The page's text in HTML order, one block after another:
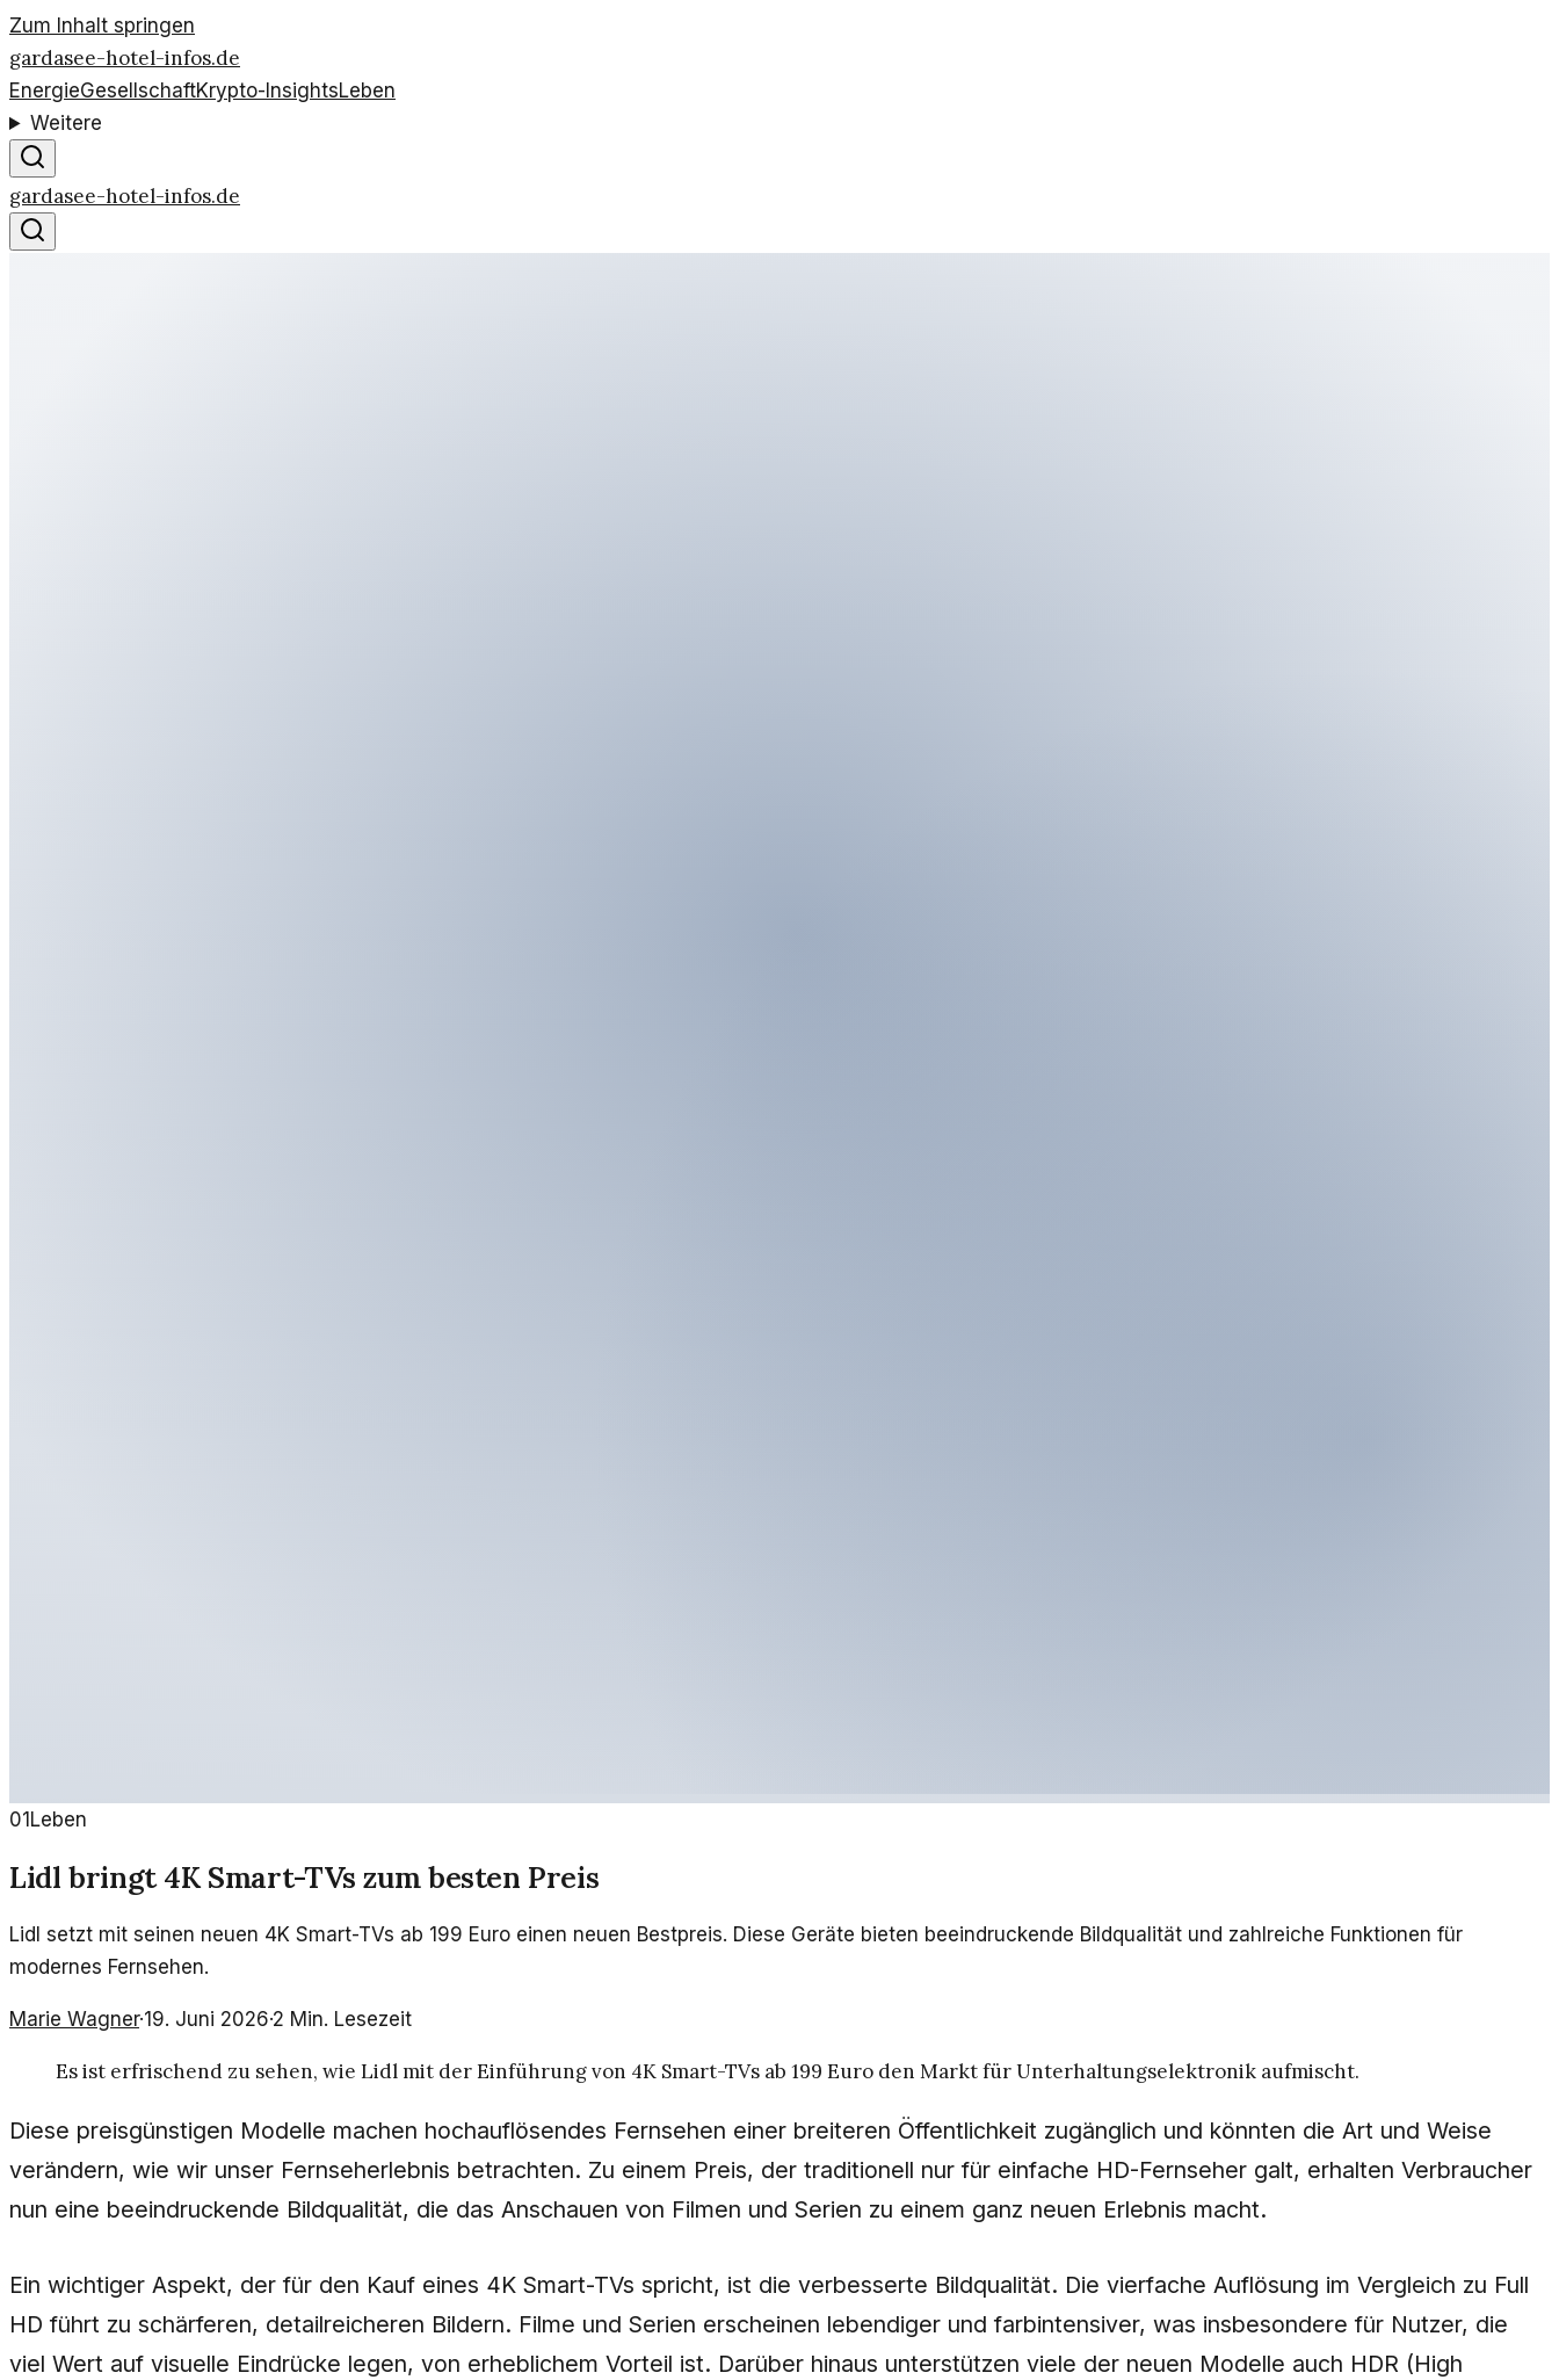
Zum Inhalt springen
gardasee-hotel-infos.de
EnergieGesellschaftKrypto-InsightsLeben
Weitere
gardasee-hotel-infos.de
01 Leben
Lidl bringt 4K Smart-TVs zum besten Preis
Lidl setzt mit seinen neuen 4K Smart-TVs ab 199 Euro einen neuen Bestpreis. Diese Geräte bieten beeindruckende Bildqualität und zahlreiche Funktionen für
modernes Fernsehen.
Marie Wagner·19. Juni 2026·2 Min. Lesezeit
Es ist erfrischend zu sehen, wie Lidl mit der Einführung von 4K Smart-TVs ab 199 Euro den Markt für Unterhaltungselektronik aufmischt.
Diese preisgünstigen Modelle machen hochauflösendes Fernsehen einer breiteren Öffentlichkeit zugänglich und könnten die Art und Weise
verändern, wie wir unser Fernseherlebnis betrachten. Zu einem Preis, der traditionell nur für einfache HD-Fernseher galt, erhalten Verbraucher
nun eine beeindruckende Bildqualität, die das Anschauen von Filmen und Serien zu einem ganz neuen Erlebnis macht.
Ein wichtiger Aspekt, der für den Kauf eines 4K Smart-TVs spricht, ist die verbesserte Bildqualität. Die vierfache Auflösung im Vergleich zu Full
HD führt zu schärferen, detailreicheren Bildern. Filme und Serien erscheinen lebendiger und farbintensiver, was insbesondere für Nutzer, die
viel Wert auf visuelle Eindrücke legen, von erheblichem Vorteil ist. Darüber hinaus unterstützen viele der neuen Modelle auch HDR (High